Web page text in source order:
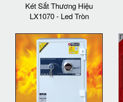
Két Sắt Thương Hiệu
LX1070 - Led Tròn